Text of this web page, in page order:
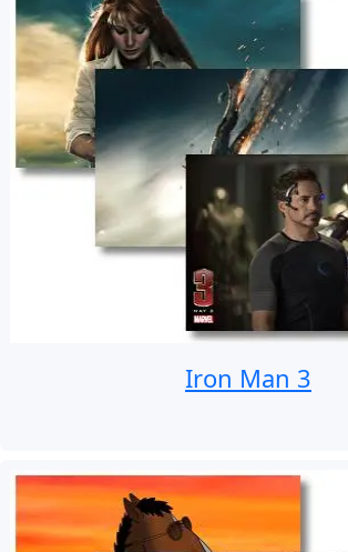
Iron Man 3